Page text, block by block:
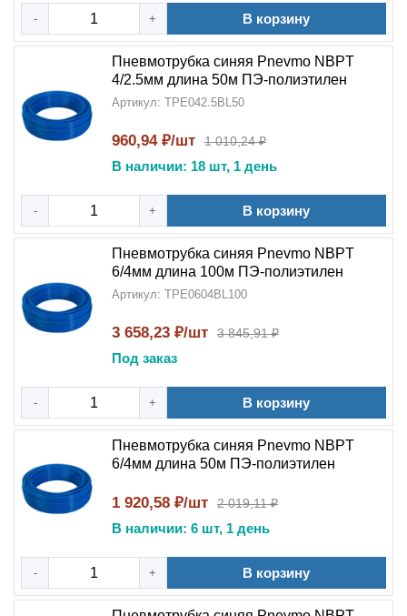
- + В корзину
Пневмотрубка синяя Pnevmo NBPT
4/2.5мм длина 50м ПЭ-полиэтилен
Артикул: TPE042.5BL50
960,94 ₽/шт 1 010,24 ₽
В наличии: 18 шт, 1 день
- + В корзину
Пневмотрубка синяя Pnevmo NBPT
6/4мм длина 100м ПЭ-полиэтилен
Артикул: TPE0604BL100
3 658,23 ₽/шт 3 845,91 ₽
Под заказ
- + В корзину
Пневмотрубка синяя Pnevmo NBPT
6/4мм длина 50м ПЭ-полиэтилен
1 920,58 ₽/шт 2 019,11 ₽
В наличии: 6 шт, 1 день
- + В корзину